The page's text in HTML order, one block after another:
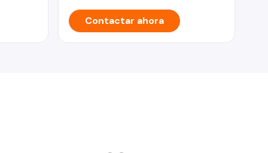
Contactar ahora